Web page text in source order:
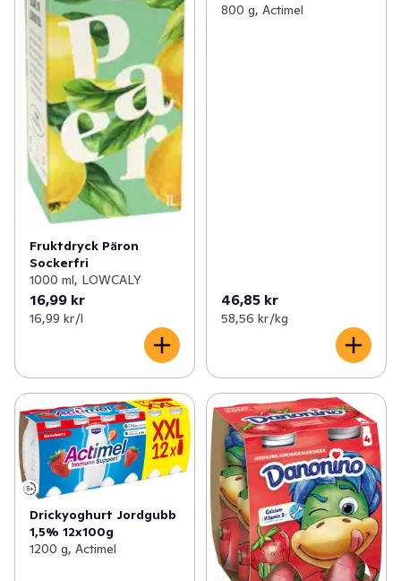
Fruktdryck Päron
Sockerfri
1000 ml, LOWCALY
16,99 kr
16,99 kr /l
800 g, Actimel
46,85 kr
58,56 kr /kg
Drickyoghurt Jordgubb
1,5% 12x100g
1200 g, Actimel